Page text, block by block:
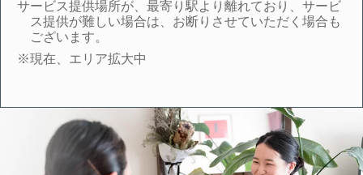
サービス提供場所が、最寄り駅より離れており、サービ
ス提供が難しい場合は、お断りさせていただく場合も
ございます。
※現在、エリア拡大中